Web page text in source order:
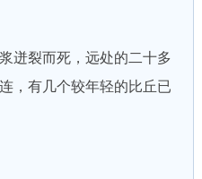
迸裂而死，远处的二十多
，有几个较年轻的比丘已